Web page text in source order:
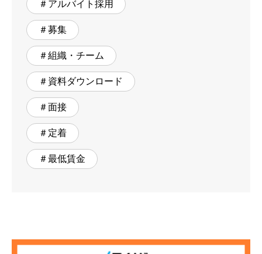
＃アルバイト採用
＃募集
＃組織・チーム
＃資料ダウンロード
＃面接
＃定着
＃最低賃金